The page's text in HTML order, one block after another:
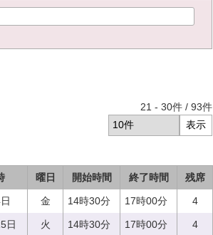
21 - 30件 / 93件
曜日 開始時間 終了時間 残席
金 14時30分 17時00分 4
日 火 14時30分 17時00分 4